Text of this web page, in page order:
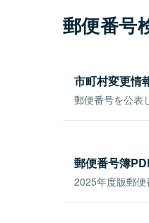
郵便番号
市町村変更情
郵便番号を公表
郵便番号簿
2025年度版郵便